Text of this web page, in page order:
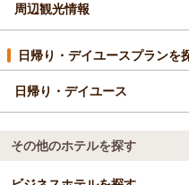
周辺観光情報
日帰り・デイユースプランを
日帰り・デイユース
その他のホテルを探す